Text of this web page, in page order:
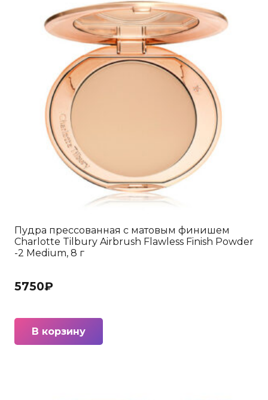
Пудра прессованная с матовым финишем
Charlotte Tilbury Airbrush Flawless Finish Powder
-2 Medium, 8 г
5750₽
В корзину